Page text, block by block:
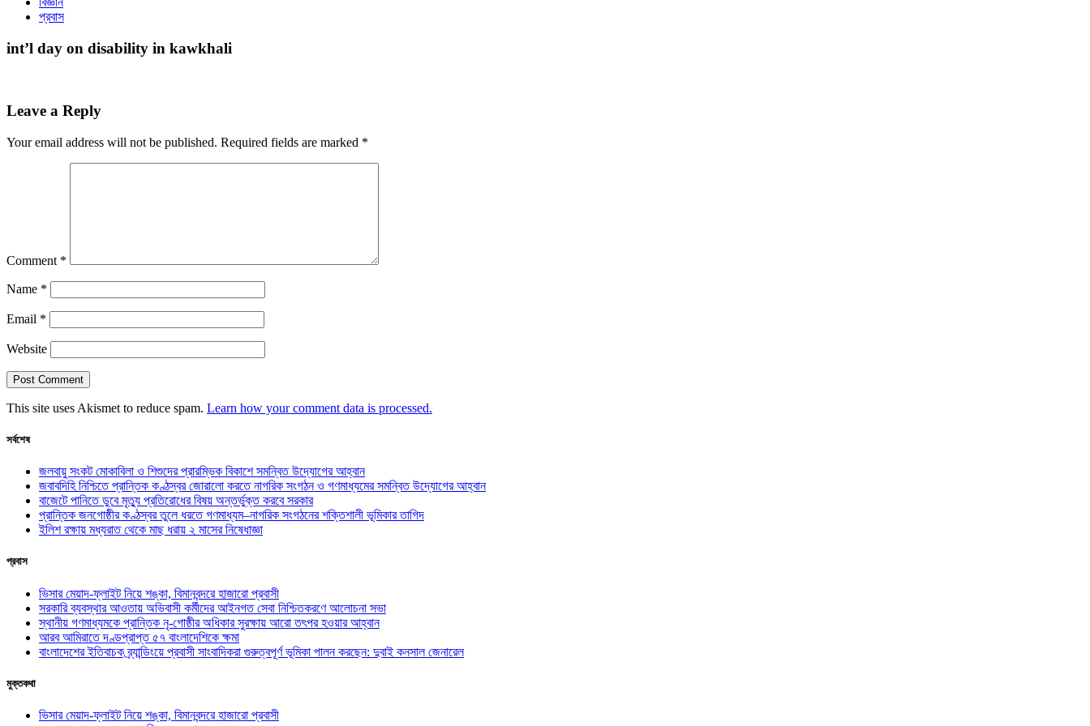
প্রবাস
int’l day on disability in kawkhali
Leave a Reply
Your email address will not be published. Required fields are marked *
Comment *
Name *
Email *
Website
This site uses Akismet to reduce spam. Learn how your comment data is processed.
সর্বশেষ
জলবায়ু সংকট মোকাবিলা ও শিশুদের প্রারম্ভিক বিকাশে সমন্বিত উদ্যোগের আহ্বান
জবাবদিহি নিশ্চিতে প্রান্তিক কণ্ঠস্বর জোরালো করতে নাগরিক সংগঠন ও গণমাধ্যমের সমন্বিত উদ্যোগের আহ্বান
বাজেটে পানিতে ডুবে মৃত্যু প্রতিরোধের বিষয় অন্তর্ভুক্ত করবে সরকার
প্রান্তিক জনগোষ্ঠীর কণ্ঠস্বর তুলে ধরতে গণমাধ্যম–নাগরিক সংগঠনের শক্তিশালী ভূমিকার তাগিদ
ইলিশ রক্ষায় মধ্যরাত থেকে মাছ ধরায় ২ মাসের নিষেধাজ্ঞা
প্রবাস
ভিসার মেয়াদ-ফ্লাইট নিয়ে শঙ্কা, বিমানবন্দরে হাজারো প্রবাসী
সরকারি ব্যবস্থার আওতায় অভিবাসী কর্মীদের আইনগত সেবা নিশ্চিতকরণে আলোচনা সভা
স্থানীয় গণমাধ্যমকে প্রান্তিক নৃ-গোষ্ঠীর অধিকার সুরক্ষায় আরো তৎপর হওয়ার আহ্বান
আরব আমিরাতে দণ্ডপ্রাপ্ত ৫৭ বাংলাদেশিকে ক্ষমা
বাংলাদেশের ইতিবাচক ব্র্যান্ডিংয়ে প্রবাসী সাংবাদিকরা গুরুত্বপূর্ণ ভূমিকা পালন করছেন: দুবাই কনসাল জেনারেল
মুক্তকথা
ভিসার মেয়াদ-ফ্লাইট নিয়ে শঙ্কা, বিমানবন্দরে হাজারো প্রবাসী